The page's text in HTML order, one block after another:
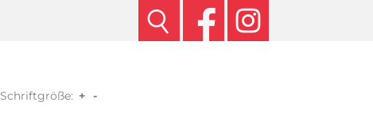
Schriftgröße: -
+